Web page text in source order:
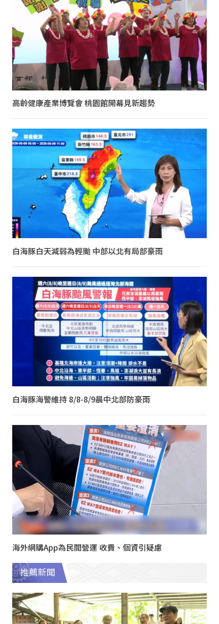
高齡健康產業博覽會 桃園館開幕見新趨勢
白海豚白天減弱為輕颱 中部以北有局部豪雨
白海豚海警維持 8/8-8/9晨中北部防豪雨
海外網購App為民間營運 收費、個資引疑慮
推薦新聞